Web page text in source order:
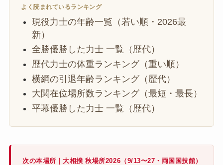
よく読まれているランキング
現役力士の年齢一覧（若い順・2026最
新）
全勝優勝した力士 一覧（歴代）
歴代力士の体重ランキング（重い順）
横綱の引退年齢ランキング（歴代）
大関在位場所数ランキング（最短・最長）
平幕優勝した力士 一覧（歴代）
次の本場所｜大相撲 秋場所2026（9/13〜27・両国国技館）